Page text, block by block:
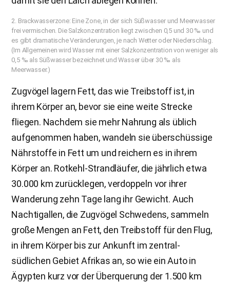
2. Brackwasserzone: Eine Zone, in der sich Süßwasser und Meerwasser
frei vermischen. Die Salzkonzentration liegt zwischen 0,5 und 30 ‰ und
es gibt dramatische Veränderungen, je nach Wetter oder Niederschlag.
(Im Allgemeinen wird Wasser mit einer Salzkonzentration von weniger als
0,5 ‰ als Süßwasser bezeichnet und Wasser über 30 ‰ als
Meerwasser.)
Zugvögel lagern Fett, das wie Treibstoff ist, in
ihrem Körper an, bevor sie eine weite Strecke
fliegen. Nachdem sie mehr Nahrung als üblich
aufgenommen haben, wandeln sie überschüssige
Nährstoffe in Fett um und reichern es in ihrem
Körper an. Rotkehl-Strandläufer, die jährlich etwa
30.000 km zurücklegen, verdoppeln vor ihrer
Wanderung zehn Tage lang ihr Gewicht. Auch
Nachtigallen, die Zugvögel Schwedens, sammeln
große Mengen an Fett, den Treibstoff für den Flug,
in ihrem Körper bis zur Ankunft im zentral-
südlichen Gebiet Afrikas an, so wie ein Auto in
Ägypten kurz vor der Überquerung der 1.500 km